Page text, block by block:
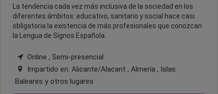
La tendencia cada vez más inclusiva de la sociedad en los
diferentes ámbitos: educativo, sanitario y social hace casi
obligatoria la existencia de más profesionales que conozcan
la Lengua de Signos Española.
Online , Semi-presencial
Impartido en: Alicante/Alacant , Almería , Islas
Baleares y otros lugares